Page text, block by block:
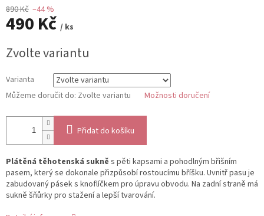
890 Kč –44 %
490 Kč / ks
cena:
Zvolte variantu
Varianta
Můžeme doručit do: Zvolte variantu Možnosti doručení
Přidat do košíku
Plátěná těhotenská sukně s pěti kapsami a pohodlným břišním
pasem, který se dokonale přizpůsobí rostoucímu bříšku. Uvnitř pasu je
zabudovaný pásek s knoflíčkem pro úpravu obvodu. Na zadní straně má
sukně šňůrky pro stažení a lepší tvarování.